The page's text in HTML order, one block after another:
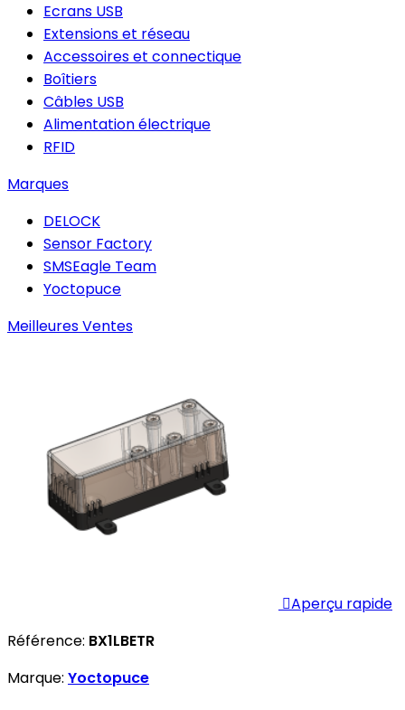
Ecrans USB
Extensions et réseau
Accessoires et connectique
Boîtiers
Câbles USB
Alimentation électrique
RFID
Marques
DELOCK
Sensor Factory
SMSEagle Team
Yoctopuce
Meilleures Ventes
Aperçu rapide
Référence: BX1LBETR
Marque: Yoctopuce